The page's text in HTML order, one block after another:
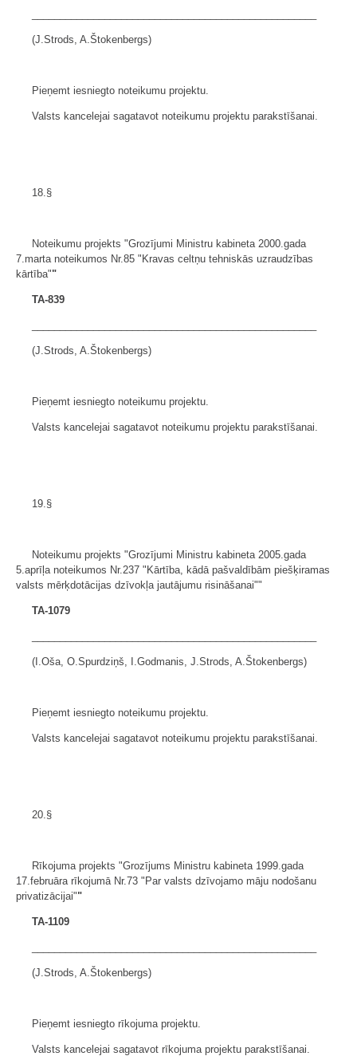
(J.Strods, A.Štokenbergs)
Pieņemt iesniegto noteikumu projektu.
Valsts kancelejai sagatavot noteikumu projektu parakstīšanai.
18.§
Noteikumu projekts "Grozījumi Ministru kabineta 2000.gada
7.marta noteikumos Nr.85 "Kravas celtņu tehniskās uzraudzības
kārtība""
TA-839
(J.Strods, A.Štokenbergs)
Pieņemt iesniegto noteikumu projektu.
Valsts kancelejai sagatavot noteikumu projektu parakstīšanai.
19.§
Noteikumu projekts "Grozījumi Ministru kabineta 2005.gada
5.aprīļa noteikumos Nr.237 "Kārtība, kādā pašvaldībām piešķiramas
valsts mērķdotācijas dzīvokļa jautājumu risināšanai""
TA-1079
(I.Oša, O.Spurdziņš, I.Godmanis, J.Strods, A.Štokenbergs)
Pieņemt iesniegto noteikumu projektu.
Valsts kancelejai sagatavot noteikumu projektu parakstīšanai.
20.§
Rīkojuma projekts "Grozījums Ministru kabineta 1999.gada
17.februāra rīkojumā Nr.73 "Par valsts dzīvojamo māju nodošanu
privatizācijai""
TA-1109
(J.Strods, A.Štokenbergs)
Pieņemt iesniegto rīkojuma projektu.
Valsts kancelejai sagatavot rīkojuma projektu parakstīšanai.